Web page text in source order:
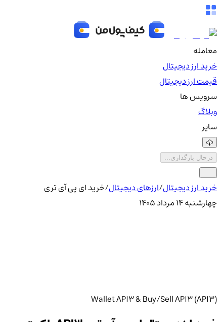
معامله
خرید ارز دیجیتال
قیمت ارز دیجیتال
سرویس ها
وبلاگ
سایر
درحال بارگذاری...
خرید ارز دیجیتال/ارزهای دیجیتال/خرید ای پی آی تری
چهارشنبه ۱۴ مرداد ۱۴۰۵
Wallet API3 & Buy/Sell API3 (API3)